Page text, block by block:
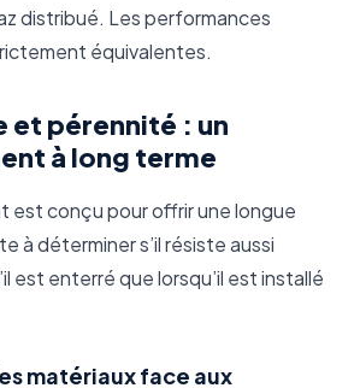
distribué. Les performances
équivalentes.
et pérennité : un
à long terme
est conçu pour offrir une longue
à déterminer s’il résiste aussi
est enterré que lorsqu’il est installé
matériaux face aux